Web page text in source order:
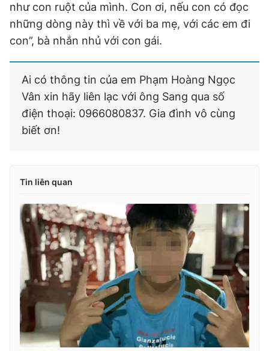
như con ruột của mình. Con ơi, nếu con có đọc
những dòng này thì về với ba mẹ, với các em đi
con”, bà nhắn nhủ với con gái.
Ai có thông tin của em Phạm Hoàng Ngọc
Vân xin hãy liên lạc với ông Sang qua số
điện thoại: 0966080837. Gia đình vô cùng
biết ơn!
Tin liên quan